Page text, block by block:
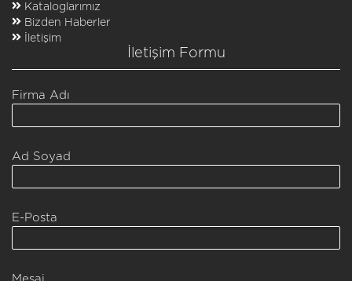
Kataloglarımız
Bizden Haberler
İletişim
İletişim Formu
Firma Adı
Ad Soyad
E-Posta